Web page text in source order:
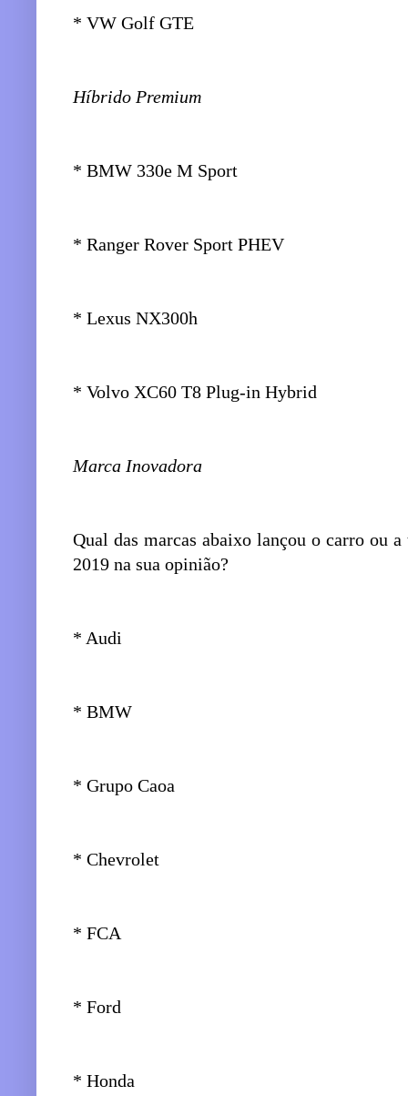
* VW Golf GTE
Híbrido Premium
* BMW 330e M Sport
* Ranger Rover Sport PHEV
* Lexus NX300h
* Volvo XC60 T8 Plug-in Hybrid
Marca Inovadora
Qual das marcas abaixo lançou o carro ou
2019 na sua opinião?
* Audi
* BMW
* Grupo Caoa
* Chevrolet
* FCA
* Ford
* Honda